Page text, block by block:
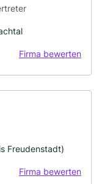
Firma bewerten
Freudenstadt)
Firma bewerten